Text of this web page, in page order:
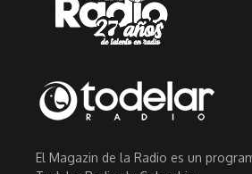
El Magazin de la Radio es un